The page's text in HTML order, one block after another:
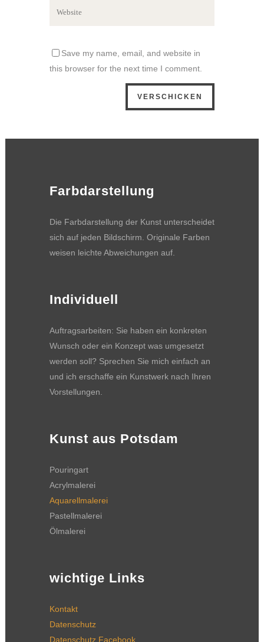
Save my name, email, and website in
this browser for the next time I comment.
Farbdarstellung
Die Farbdarstellung der Kunst unterscheidet
sich auf jeden Bildschirm. Originale Farben
weisen leichte Abweichungen auf.
Individuell
Auftragsarbeiten: Sie haben ein konkreten
Wunsch oder ein Konzept was umgesetzt
werden soll? Sprechen Sie mich einfach an
und ich erschaffe ein Kunstwerk nach Ihren
Vorstellungen.
Kunst aus Potsdam
Pouringart
Acrylmalerei
Aquarellmalerei
Pastellmalerei
Ölmalerei
wichtige Links
Kontakt
Datenschutz
Datenschutz Facebook